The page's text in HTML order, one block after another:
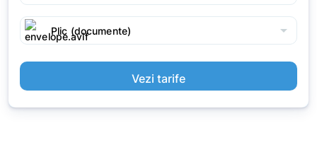
Plic (documente) arrow_drop_down
Vezi tarife